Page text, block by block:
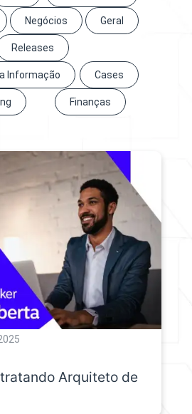
Negócios Geral
Releases
Informação Cases
Finanças
Arquiteto de